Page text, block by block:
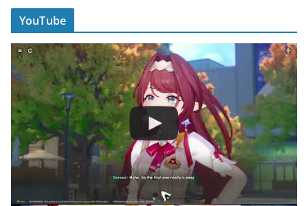
YouTube